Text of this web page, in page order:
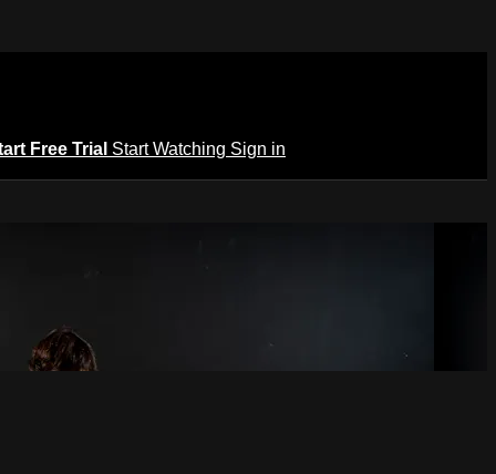
Free Trial Start Watching Sign in